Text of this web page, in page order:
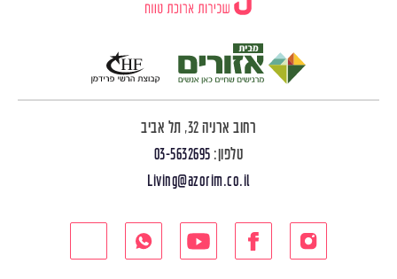
רחוב ארניה 32, תל אביב
טלפון: 03-5632695
Living@azorim.co.il